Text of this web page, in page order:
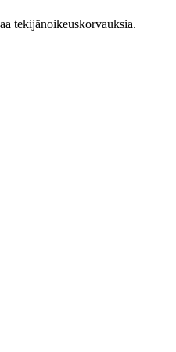
tekijänoikeuskorvauksia.